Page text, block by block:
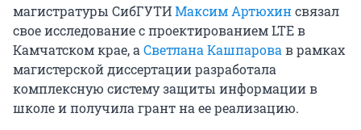
магистратуры СибГУТИМаксим Артюхинсвязал
свое исследование с проектированием LTE в
Камчатском крае, а Светлана Кашпарова в рамках
магистерской диссертации разработала
комплексную систему защиты информации в
школе и получила грант на ее реализацию.